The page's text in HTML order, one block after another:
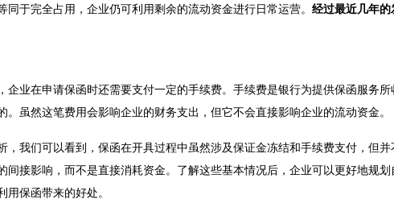
同于完全占用，企业仍可利用剩余的流动资金进行日常运营。 经过最近几年
企业在申请保函时还需要支付一定的手续费。手续费是银行为提供保函服务
。虽然这笔费用会影响企业的财务支出，但它不会直接影响企业的流动资金。
，我们可以看到，保函在开具过程中虽然涉及保证金冻结和手续费支付，但
间接影响，而不是直接消耗资金。了解这些基本情况后，企业可以更好地规
用保函带来的好处。